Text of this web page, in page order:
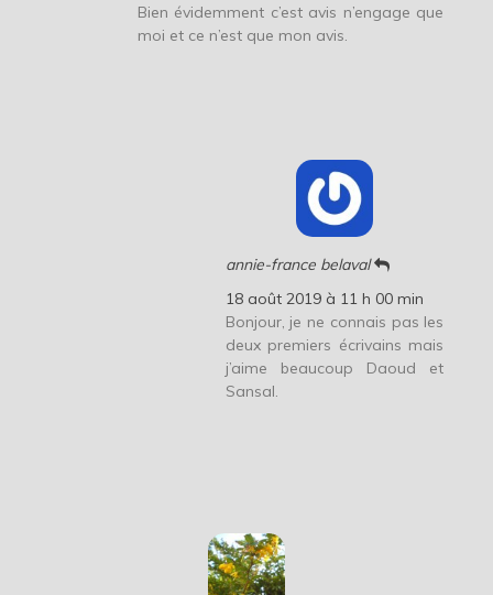
Bien évidemment c’est avis n’engage que
moi et ce n’est que mon avis.
annie-france belaval
18 août 2019 à 11 h 00 min
Bonjour, je ne connais pas les
deux premiers écrivains mais
j’aime beaucoup Daoud et
Sansal.